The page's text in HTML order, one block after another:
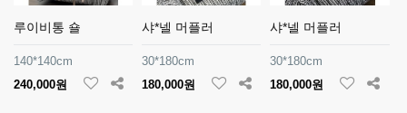
루이비통 숄
140*140cm
240,000원
샤*넬 머플러
30*180cm
180,000원
샤*넬 머플러
30*180cm
180,000원